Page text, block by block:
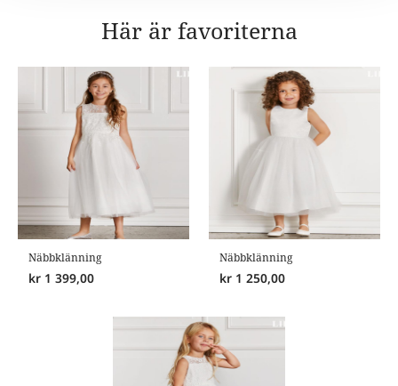
Här är favoriterna
Näbbklänning
kr 1 399,00
Näbbklänning
kr 1 250,00